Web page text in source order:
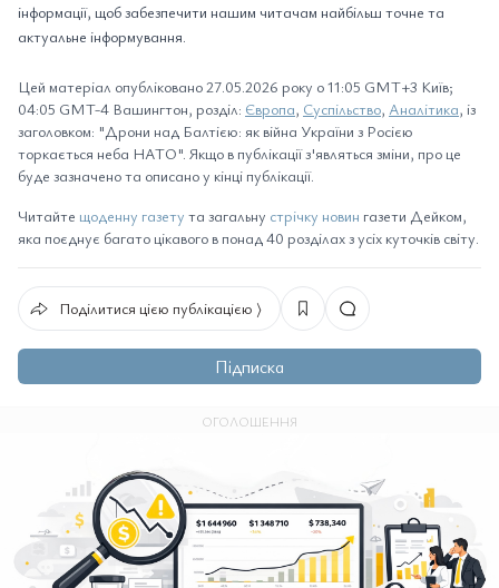
інформації, щоб забезпечити нашим читачам найбільш точне та
актуальне інформування.
Цей матеріал опубліковано 27.05.2026 року о 11:05 GMT+3 Київ;
04:05 GMT-4 Вашингтон, розділ: Європа, Суспільство, Аналітика, із
заголовком: "Дрони над Балтією: як війна України з Росією
торкається неба НАТО". Якщо в публікації з'являться зміни, про це
буде зазначено та описано у кінці публікації.
Читайте щоденну газету та загальну стрічку новин газети Дейком,
яка поєднує багато цікавого в понад 40 розділах з усіх куточків світу.
Поділитися цією публікацією ⟩
Підписка
ОГОЛОШЕННЯ